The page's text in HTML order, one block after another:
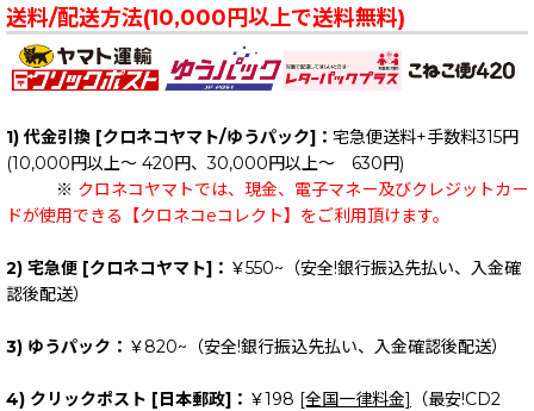
送料/配送方法(10,000円以上で送料無料)
1) 代金引換 [クロネコヤマト/ゆうパック]： 宅急便送料+手数料315円
(10,000円以上～ 420円、30,000円以上～ 630円)
※ クロネコヤマトでは、現金、電子マネー及びクレジットカー
ドが使用できる【クロネコeコレクト】をご利用頂けます。
2) 宅急便 [クロネコヤマト]： ￥550~（安全!銀行振込先払い、入金確
認後配送）
3) ゆうパック： ￥820~（安全!銀行振込先払い、入金確認後配送）
4) クリックポスト [日本郵政]： ￥198 [全国一律料金]
（最安!CD2